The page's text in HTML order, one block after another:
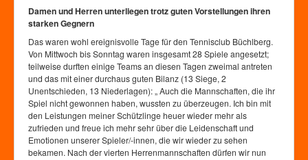
Impressum
Zutrittskontrolle
Förderverein
Damen und Herren unterliegen trotz guten Vorstellungen ihren
starken Gegnern
Das waren wohl ereignisvolle Tage für den Tennisclub Büchlberg.
Von Mittwoch bis Sonntag waren insgesamt 28 Spiele angesetzt;
teilweise durften einige Teams an diesen Tagen zweimal antreten
und das mit einer durchaus guten Bilanz (13 Siege, 2
Unentschieden, 13 Niederlagen): „ Auch die Mannschaften, die ihr
Spiel nicht gewonnen haben, wussten zu überzeugen. Ich bin mit
den Leistungen meiner Schützlinge heuer wieder mehr als
zufrieden und freue ich mehr sehr über die Leidenschaft und
Emotionen unserer Spieler/-innen, die wir wieder zu sehen
bekamen. Nach der vierten Herrenmannschaften dürfen wir nun